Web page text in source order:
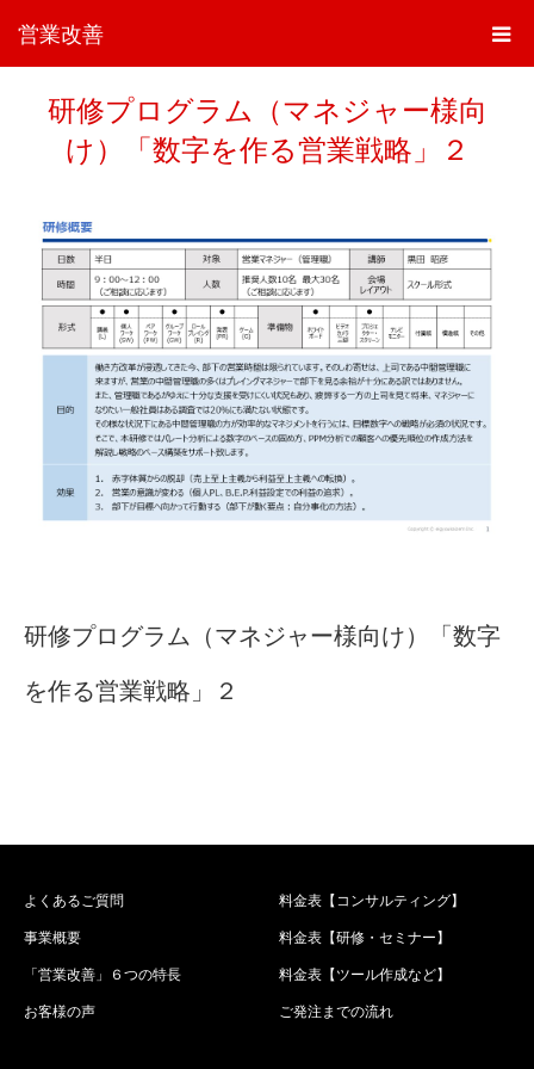
営業改善
研修プログラム（マネジャー様向
け）「数字を作る営業戦略」２
研修プログラム（マネジャー様向け）「数字
を作る営業戦略」２
よくあるご質問
事業概要
「営業改善」６つの特長
お客様の声
料金表【コンサルティング】
料金表【研修・セミナー】
料金表【ツール作成など】
ご発注までの流れ